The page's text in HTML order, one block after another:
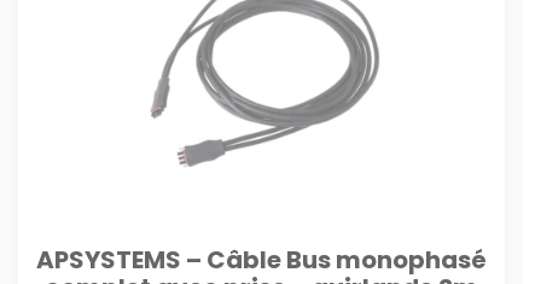
APSYSTEMS – Câble Bus monophasé